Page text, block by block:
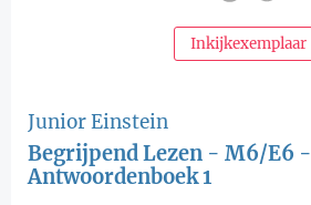
Inkijkexemplaar
Junior Einstein
Begrijpend Lezen - M6/E6 -
Antwoordenboek 1